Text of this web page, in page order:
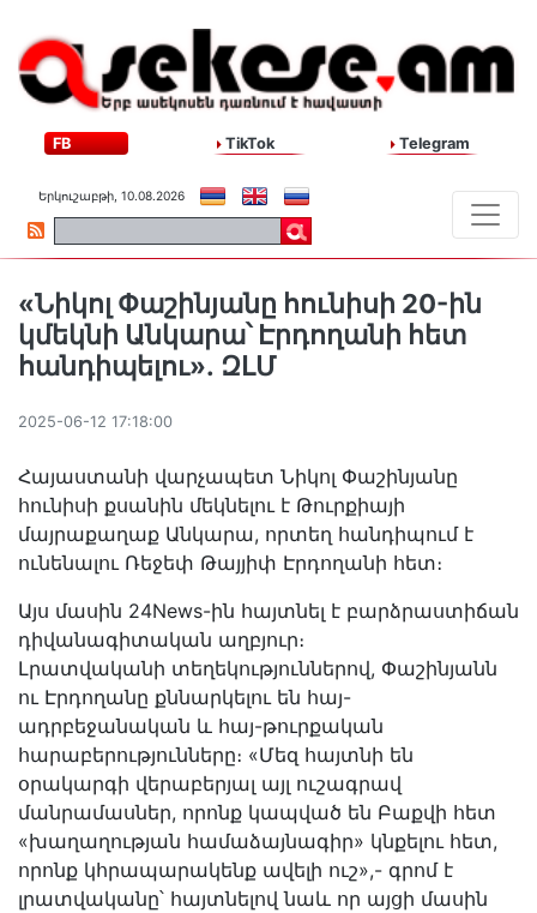
FB TikTok Telegram
Երկուշաբթի, 10.08.2026
«Նիկոլ Փաշինյանը հունիսի 20-ին
կմեկնի Անկարա՝ Էրդողանի հետ
հանդիպելու»․ ԶԼՄ
2025-06-12 17:18:00
Հայաստանի վարչապետ Նիկոլ Փաշինյանը
հունիսի քսանին մեկնելու է Թուրքիայի
մայրաքաղաք Անկարա, որտեղ հանդիպում է
ունենալու Ռեջեփ Թայյիփ Էրդողանի հետ։
Այս մասին 24News-ին հայտնել է բարձրաստիճան
դիվանագիտական աղբյուր։
Լրատվականի տեղեկություններով, Փաշինյանն
ու Էրդողանը քննարկելու են հայ-
ադրբեջանական և հայ-թուրքական
հարաբերությունները։ «Մեզ հայտնի են
օրակարգի վերաբերյալ այլ ուշագրավ
մանրամասներ, որոնք կապված են Բաքվի հետ
«խաղաղության համաձայնագիր» կնքելու հետ,
որոնք կհրապարակենք ավելի ուշ»,- գրոմ է
լրատվականը՝ հայտնելով նաև որ այցի մասին